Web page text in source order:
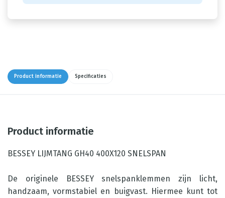
Product informatie Specificaties
Product informatie
BESSEY LIJMTANG GH40 400X120 SNELSPAN
De originele BESSEY snelspanklemmen zijn licht,
handzaam, vormstabiel en buigvast. Hiermee kunt tot